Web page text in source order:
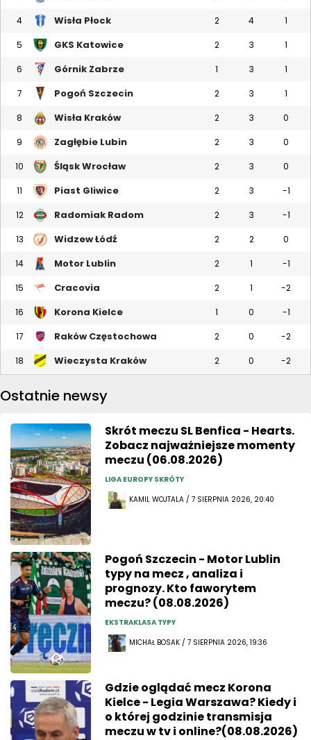
4 Wisła Płock 2 4 1
5 GKS Katowice 2 3 1
6 Górnik Zabrze 1 3 1
7 Pogoń Szczecin 2 3 1
8 Wisła Kraków 2 3 0
9 Zagłębie Lubin 2 3 0
10 Śląsk Wrocław 2 3 0
11 Piast Gliwice 2 3 -1
12 Radomiak Radom 2 3 -1
13 Widzew Łódź 2 2 0
14 Motor Lublin 2 1 -1
15 Cracovia 2 1 -2
16 Korona Kielce 1 0 -1
17 Raków Częstochowa 2 0 -2
18 Wieczysta Kraków 2 0 -2
Ostatnie newsy
Skrót meczu SL Benfica - Hearts.
Zobacz najważniejsze momenty
meczu (06.08.2026)
LIGA EUROPY SKRÓTY
KAMIL WOJTALA / 7 SIERPNIA 2026, 20:40
Pogoń Szczecin - Motor Lublin
typy na mecz , analiza i
prognozy. Kto faworytem
meczu? (08.08.2026)
EKSTRAKLASA TYPY
MICHAŁ BOSAK / 7 SIERPNIA 2026, 19:36
Gdzie oglądać mecz Korona
Kielce - Legia Warszawa? Kiedy i
o której godzinie transmisja
meczu w tv i online?(08.08.2026)